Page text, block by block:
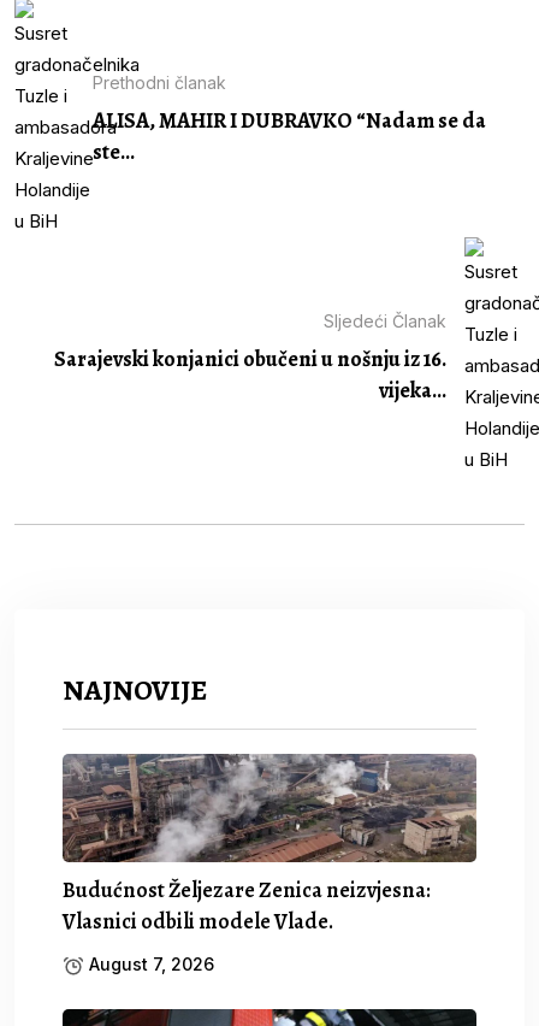
Prethodni članak
ALISA, MAHIR I DUBRAVKO “Nadam se da
ste...
Sljedeći Članak
Sarajevski konjanici obučeni u nošnju iz 16.
vijeka...
NAJNOVIJE
Budućnost Željezare Zenica neizvjesna:
Vlasnici odbili modele Vlade.
August 7, 2026